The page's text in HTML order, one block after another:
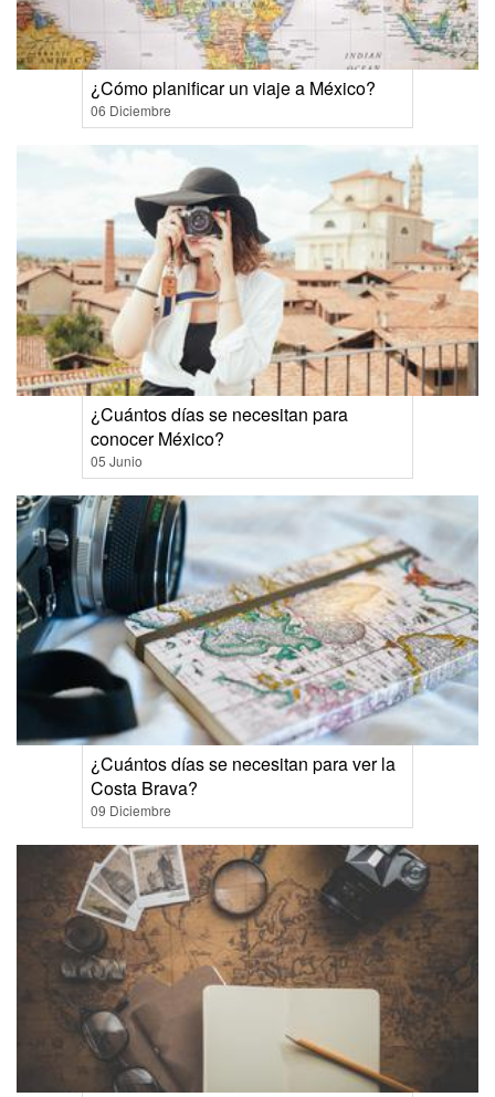
¿Cómo planificar un viaje a México?
06 Diciembre
¿Cuántos días se necesitan para
conocer México?
05 Junio
¿Cuántos días se necesitan para ver la
Costa Brava?
09 Diciembre